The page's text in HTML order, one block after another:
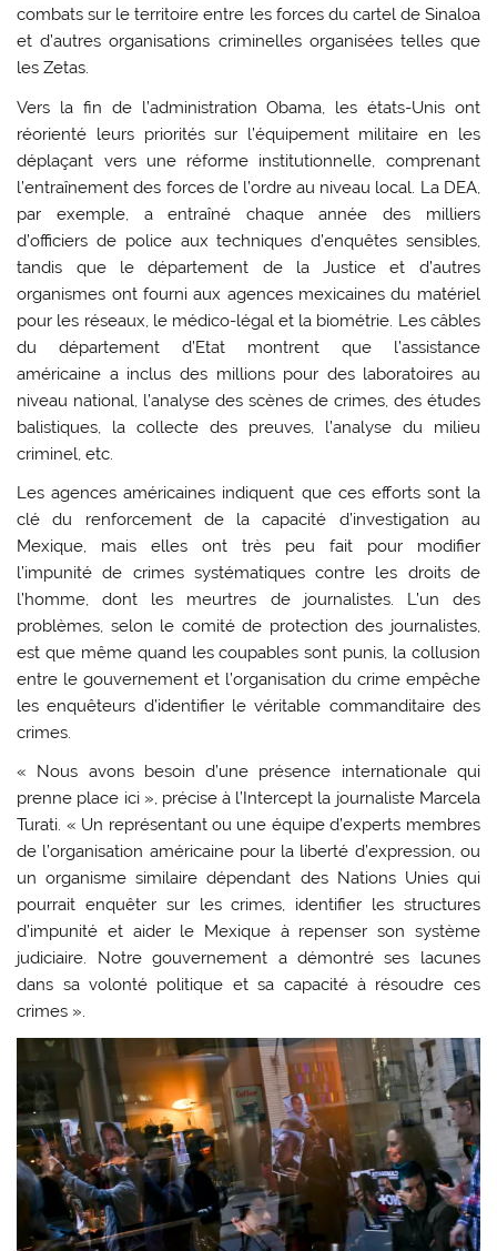
combats sur le territoire entre les forces du cartel de Sinaloa
et d’autres organisations criminelles organisées telles que
les Zetas.
Vers la fin de l’administration Obama, les états-Unis ont
réorienté leurs priorités sur l’équipement militaire en les
déplaçant vers une réforme institutionnelle, comprenant
l’entraînement des forces de l’ordre au niveau local. La DEA,
par exemple, a entraîné chaque année des milliers
d’officiers de police aux techniques d’enquêtes sensibles,
tandis que le département de la Justice et d’autres
organismes ont fourni aux agences mexicaines du matériel
pour les réseaux, le médico-légal et la biométrie. Les câbles
du département d’Etat montrent que l’assistance
américaine a inclus des millions pour des laboratoires au
niveau national, l’analyse des scènes de crimes, des études
balistiques, la collecte des preuves, l’analyse du milieu
criminel, etc.
Les agences américaines indiquent que ces efforts sont la
clé du renforcement de la capacité d’investigation au
Mexique, mais elles ont très peu fait pour modifier
l’impunité de crimes systématiques contre les droits de
l’homme, dont les meurtres de journalistes. L’un des
problèmes, selon le comité de protection des journalistes,
est que même quand les coupables sont punis, la collusion
entre le gouvernement et l’organisation du crime empêche
les enquêteurs d’identifier le véritable commanditaire des
crimes.
« Nous avons besoin d’une présence internationale qui
prenne place ici », précise à l’Intercept la journaliste Marcela
Turati. « Un représentant ou une équipe d’experts membres
de l’organisation américaine pour la liberté d’expression, ou
un organisme similaire dépendant des Nations Unies qui
pourrait enquêter sur les crimes, identifier les structures
d’impunité et aider le Mexique à repenser son système
judiciaire. Notre gouvernement a démontré ses lacunes
dans sa volonté politique et sa capacité à résoudre ces
crimes ».